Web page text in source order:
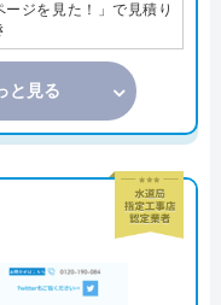
ジを見た！」で見積り
と見る